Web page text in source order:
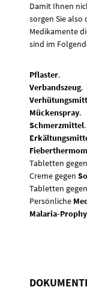
Damit Ihnen
sorgen Sie
Medikamente
sind im
Pflaster.
Verbandszeug.
Mückenspray.
Schmerzmittel.
Tabletten gegen
Creme gegen
Tabletten gegen
Persönliche
Malaria-